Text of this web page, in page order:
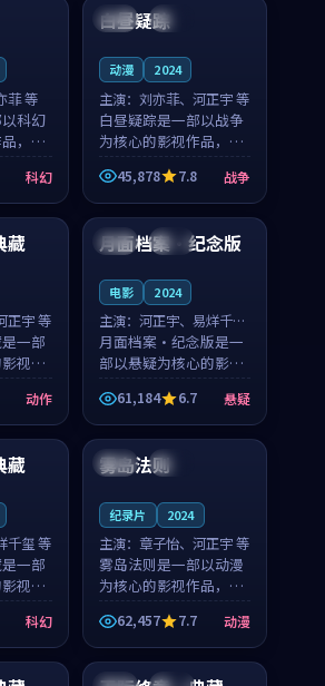
菲 等
科幻
，围
物成
紧
。
科幻
中国 独播
白昼疑踪
动漫 2024
主演： 刘亦菲、河正宇 等
白昼疑踪是一部以战争
为核心的影视作品，围
绕危机、反转与人物成
长展开，整体节奏紧
凑，值得推荐观看。
45,878 7.8 战争
藏
正宇 等
一部
视作
转与
体节
观
动作
泰国 高分
月面档案·纪念版
电影 2024
主演： 河正宇、易烊千玺
等
月面档案·纪念版是一
部以悬疑为核心的影视
作品，围绕危机、反转
与人物成长展开，整体
节奏紧凑，值得推荐观
看。
61,184 6.7 悬疑
藏
千玺 等
一部
视作
转与
体节
观
科幻
中国 高分
雾岛法则
纪录片 2024
主演： 章子怡、河正宇 等
雾岛法则是一部以动漫
为核心的影视作品，围
绕危机、反转与人物成
长展开，整体节奏紧
凑，值得推荐观看。
62,457 7.7 动漫